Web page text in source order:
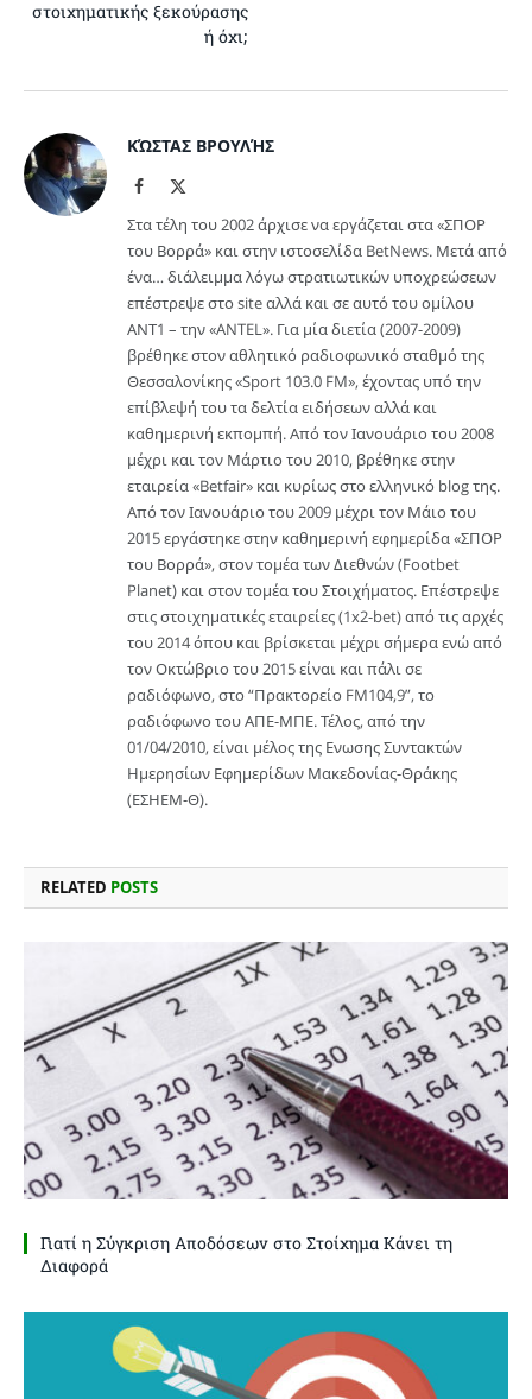
στοιχηματικής ξεκούρασης
ή όχι;
ΚΏΣΤΑΣ ΒΡΟΥΛΉΣ
Facebook
Στα τέλη του 2002 άρχισε να εργάζεται στα «ΣΠΟΡ
του Βορρά» και στην ιστοσελίδα BetNews. Μετά από
ένα… διάλειμμα λόγω στρατιωτικών υποχρεώσεων
επέστρεψε στο site αλλά και σε αυτό του ομίλου
ΑΝΤ1 – την «ANTEL». Για μία διετία (2007-2009)
βρέθηκε στον αθλητικό ραδιοφωνικό σταθμό της
Θεσσαλονίκης «Sport 103.0 FM», έχοντας υπό την
επίβλεψή του τα δελτία ειδήσεων αλλά και
καθημερινή εκπομπή. Από τον Ιανουάριο του 2008
μέχρι και τον Μάρτιο του 2010, βρέθηκε στην
εταιρεία «Betfair» και κυρίως στο ελληνικό blog της.
Από τον Ιανουάριο του 2009 μέχρι τον Μάιο του
2015 εργάστηκε στην καθημερινή εφημερίδα «ΣΠΟΡ
του Βορρά», στον τομέα των Διεθνών (Footbet
Planet) και στον τομέα του Στοιχήματος. Επέστρεψε
στις στοιχηματικές εταιρείες (1x2-bet) από τις αρχές
του 2014 όπου και βρίσκεται μέχρι σήμερα ενώ από
τον Οκτώβριο του 2015 είναι και πάλι σε
ραδιόφωνο, στο “Πρακτορείο FM104,9”, το
ραδιόφωνο του ΑΠΕ-ΜΠΕ. Τέλος, από την
01/04/2010, είναι μέλος της Ενωσης Συντακτών
Ημερησίων Εφημερίδων Μακεδονίας-Θράκης
(ΕΣΗΕΜ-Θ).
RELATED POSTS
Γιατί η Σύγκριση Αποδόσεων στο Στοίχημα Κάνει τη
Διαφορά